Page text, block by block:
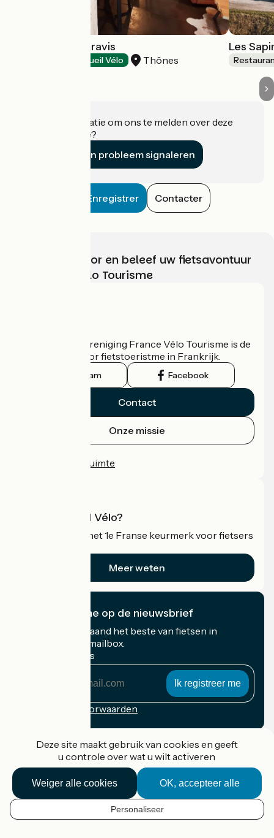
NL
L'Adresse des Aravis
Accueil Vélo Thônes
Les
Heeft u informatie om ons te melden over deze
accommodatie?
Een probleem signaleren
Enregistrer Contacter
Kies, bereid voor en beleef uw fietsavontuur
met France Vélo Tourisme
De nationale vereniging France Vélo Tourisme is de
officiële gids voor fietstoeristme in Frankrijk.
Instagram Facebook
Contact
Onze missie
Professionele ruimte
Wat is Accueil Vélo?
Accueil Vélo is het 1e Franse keurmerk voor fietsers
Meer weten
Ik abonneer me op de nieuwsbrief
Ontvang elke maand het beste van fietsen in
Frankrijk in uw mailbox.
Mijn e-mailadres
Inschrijvingsvoorwaarden
Accueil Vélo Pro
Contact
Wettelijke informatie
Deze site maakt gebruik van cookies en geeft
u controle over wat u wilt activeren
OK, accepteer alle
Weiger alle cookies
Personaliseer